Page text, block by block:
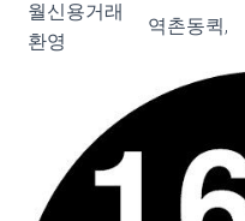
월신용거래
환영
역촌동퀵,